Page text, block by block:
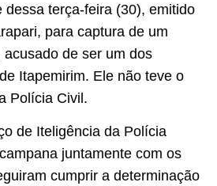
dessa terça-feira (30), emitido
para captura de um
de ser um dos
Itapemirim. Ele não teve o
Polícia Civil.
de Iteligência da Polícia
juntamente com os
cumprir a determinação